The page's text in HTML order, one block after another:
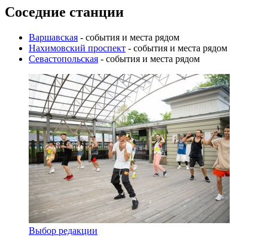
Соседние станции
Варшавская - события и места рядом
Нахимовский проспект - события и места рядом
Севастопольская - события и места рядом
Выбор редакции